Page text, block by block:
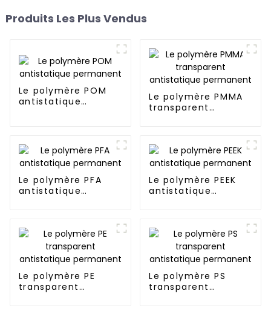
Produits Les Plus Vendus
Le polymère POM
antistatique
Le polymère PMMA
transparent
Le polymère PFA
antistatique
Le polymère PEEK
antistatique
Le polymère PE
transparent
Le polymère PS
transparent